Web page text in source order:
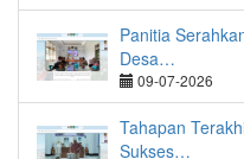
Panitia
Desa…
09-07-2026
Tahapan
Sukses…